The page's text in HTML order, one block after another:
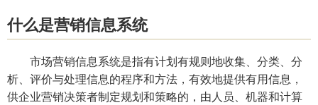
什么是营销信息系统
市场营销信息系统是指有计划有规则地收集、分类、分
析、评价与处理信息的程序和方法，有效地提供有用信息，
供企业营销决策者制定规划和策略的，由人员、机器和计算